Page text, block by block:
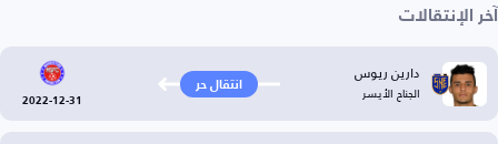
آخر الإنتقالات
دارين ريوس
الجناح الأيسر انتقال حر
2022-12-31